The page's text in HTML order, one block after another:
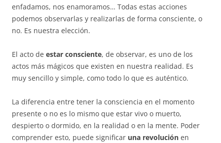
enfadamos, nos enamoramos… Todas estas acciones
podemos observarlas y realizarlas de forma consciente, o
no. Es nuestra elección.
El acto de estar consciente, de observar, es uno de los
actos más mágicos que existen en nuestra realidad. Es
muy sencillo y simple, como todo lo que es auténtico.
La diferencia entre tener la consciencia en el momento
presente o no es lo mismo que estar vivo o muerto,
despierto o dormido, en la realidad o en la mente. Poder
comprender esto, puede significar una revolución en